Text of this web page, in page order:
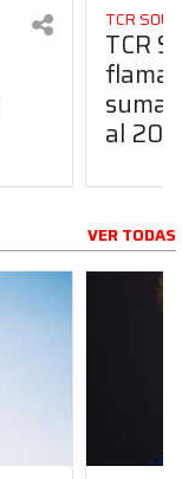
TCR
TCR
suma
al
VER TODAS